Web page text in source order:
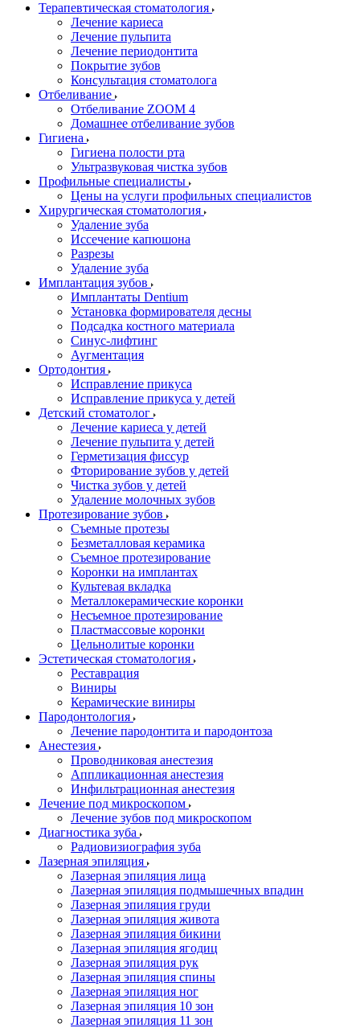
Терапевтическая стоматология
Лечение кариеса
Лечение пульпита
Лечение периодонтита
Покрытие зубов
Консультация стоматолога
Отбеливание
Отбеливание ZOOM 4
Домашнее отбеливание зубов
Гигиена
Гигиена полости рта
Ультразвуковая чистка зубов
Профильные специалисты
Цены на услуги профильных специалистов
Хирургическая стоматология
Удаление зуба
Иссечение капюшона
Разрезы
Удаление зуба
Имплантация зубов
Имплантаты Dentium
Установка формирователя десны
Подсадка костного материала
Синус-лифтинг
Аугментация
Ортодонтия
Исправление прикуса
Исправление прикуса у детей
Детский стоматолог
Лечение кариеса у детей
Лечение пульпита у детей
Герметизация фиссур
Фторирование зубов у детей
Чистка зубов у детей
Удаление молочных зубов
Протезирование зубов
Съемные протезы
Безметалловая керамика
Съемное протезирование
Коронки на имплантах
Культевая вкладка
Металлокерамические коронки
Несъемное протезирование
Пластмассовые коронки
Цельнолитые коронки
Эстетическая стоматология
Реставрация
Виниры
Керамические виниры
Пародонтология
Лечение пародонтита и пародонтоза
Анестезия
Проводниковая анестезия
Аппликационная анестезия
Инфильтрационная анестезия
Лечение под микроскопом
Лечение зубов под микроскопом
Диагностика зуба
Радиовизиография зуба
Лазерная эпиляция
Лазерная эпиляция лица
Лазерная эпиляция подмышечных впадин
Лазерная эпиляция груди
Лазерная эпиляция живота
Лазерная эпиляция бикини
Лазерная эпиляция ягодиц
Лазерная эпиляция рук
Лазерная эпиляция спины
Лазерная эпиляция ног
Лазерная эпиляция 10 зон
Лазерная эпиляция 11 зон